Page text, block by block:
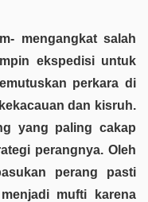
mengangkat salah
ekspedisi untuk
perkara di
dan kisruh.
yang paling cakap
perangnya. Oleh
perang pasti
mufti karena